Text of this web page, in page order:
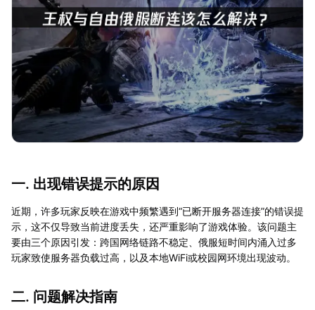
一. 出现错误提示的原因
近期，许多玩家反映在游戏中频繁遇到“已断开服务器连接”的错误提
示，这不仅导致当前进度丢失，还严重影响了游戏体验。该问题主
要由三个原因引发：跨国网络链路不稳定、俄服短时间内涌入过多
玩家致使服务器负载过高，以及本地WiFi或校园网环境出现波动。
二. 问题解决指南